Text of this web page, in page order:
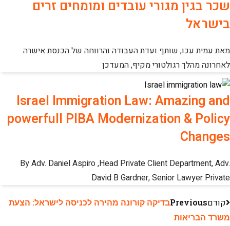
שכר בגין מגורי עובדים ומומחים זרים
בישראל
מאת עמית עכו, שותף ועדת העבודה והרווחה של הכנסת אישרה
לאחרונה מהלך רגולטורי מקיף, המעדכן
Israel Immigration Law: Amazing and
powerfull PIBA Modernization & Policy
Changes
By Adv. Daniel Aspiro ,Head Private Client Department, Adv.
David B Gardner, Senior Lawyer Private
קודםPreviousבדיקה קורונה מהירה לכניסה לישראל: הצעת
משרד הבריאות